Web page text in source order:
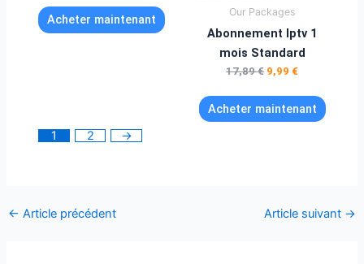
Acheter maintenant
Our Packages
Abonnement Iptv 1
mois Standard
17,89€ 9,99 €
Acheter maintenant
1
2 →
← Article précédent Article suivant →